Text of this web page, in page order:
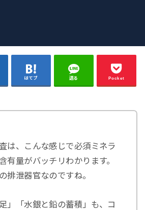
はてブ 送る Pocket
は、こんな感じで必須ミネラ
有量がバッチリわかります。
排泄器官なのですね。
」「水銀と鉛の蓄積」も、コ